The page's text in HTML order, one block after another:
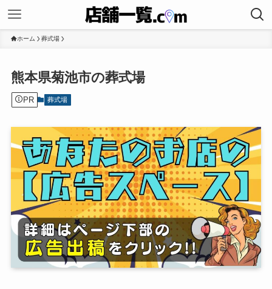
ホーム 葬式場
熊本県菊池市の葬式場
PR 葬式場